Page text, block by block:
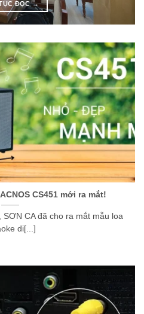
ĐỌC→
CS451 mới ra mắt!
CA đã cho ra mắt mẫu loa
di[...]